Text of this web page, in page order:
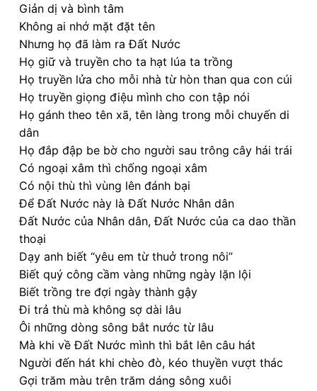
Giản dị và bình tâm
Không ai nhớ mặt đặt tên
Nhưng họ đã làm ra Đất Nước
Họ giữ và truyền cho ta hạt lúa ta trồng
Họ truyền lửa cho mỗi nhà từ hòn than qua con cúi
Họ truyền giọng điệu mình cho con tập nói
Họ gánh theo tên xã, tên làng trong mỗi chuyến di
dân
Họ đắp đập be bờ cho người sau trông cây hái trái
Có ngoại xâm thì chống ngoại xâm
Có nội thù thì vùng lên đánh bại
Để Đất Nước này là Đất Nước Nhân dân
Đất Nước của Nhân dân, Đất Nước của ca dao thần
thoại
Dạy anh biết “yêu em từ thuở trong nôi”
Biết quý công cầm vàng những ngày lặn lội
Biết trồng tre đợi ngày thành gậy
Đi trả thù mà không sợ dài lâu
Ôi những dòng sông bắt nước từ lâu
Mà khi về Đất Nước mình thì bắt lên câu hát
Người đến hát khi chèo đò, kéo thuyền vượt thác
Gợi trăm màu trên trăm dáng sông xuôi